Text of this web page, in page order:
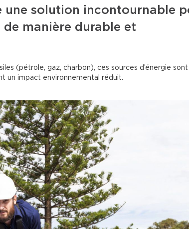
une solution incontournable
de manière durable et
(pétrole, gaz, charbon), ces sources d’énergie sont
un impact environnemental réduit.